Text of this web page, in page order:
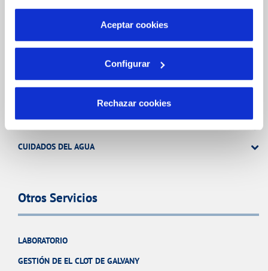
por tanto no se pueden desactivar. Puedes consultar
más información en nuestraPolítica de Cookies
Aceptar cookies
Configurar
Rechazar cookies
NUESTRO PAPEL EN EL CICLO URBANO
CUIDADOS DEL AGUA
Otros Servicios
LABORATORIO
GESTIÓN DE EL CLOT DE GALVANY